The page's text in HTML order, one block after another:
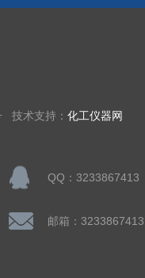
技术支持： 化工仪器网
QQ：3233867413
邮箱：